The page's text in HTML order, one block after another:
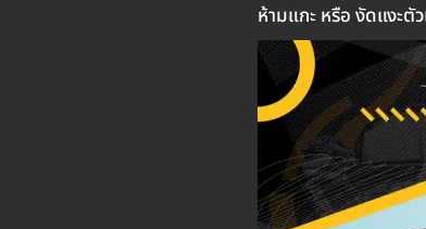
ห้ามแกะ หรือ งัดแงะตั